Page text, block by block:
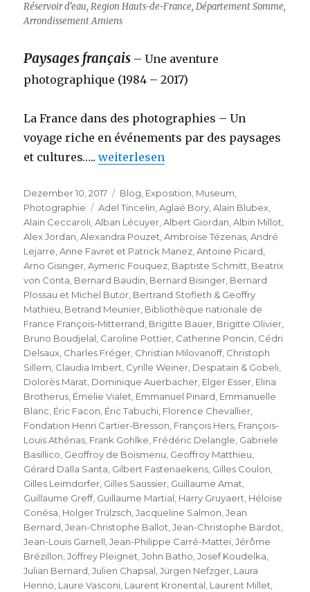
Réservoir d’eau, Region Hauts-de-France, Département Somme,
Arrondissement Amiens
Paysages français – Une aventure
photographique (1984 – 2017)
La France dans des photographies – Un
voyage riche en événements par des paysages
et cultures…..„Paysages français – et un grand
weiterlesen
Veröffentlicht
am
Dezember 10, 2017 Kategorien
Blog, Exposition, Museum,
Photographie
Schlagwörter
Adel Tincelin,Aglaé Bory,Alain Blubex,
Alain Ceccaroli,Alban Lécuyer,Albert Giordan,Albin Millot,
Alex Jordan,Alexandra Pouzet,Ambroise Tézenas,André
Lejarre,Anne Favret et Patrick Manez,Antoine Picard,
Arno Gisinger,Aymeric Fouquez, Baptiste Schmitt, Beatrix
von Conta, Bernard Baudin, Bernard Bisinger, Bernard
Plossau et Michel Butor, Bertrand Stofleth & Geoffry
Mathieu, Betrand Meunier, Bibliothèque nationale de
France François-Mitterrand, Brigitte Bauer, Brigitte Olivier,
Bruno Boudjelal, Caroline Pottier, Catherine Poncin, Cédri
Delsaux, Charles Fréger, Christian Milovanoff, Christoph
Sillem, Claudia Imbert, Cyrille Weiner, Despatain & Gobeli,
Dolorès Marat, Dominique Auerbacher, Elger Esser, Elina
Brotherus, Émelie Vialet, Emmanuel Pinard, Emmanuelle
Blanc, Éric Facon, Éric Tabuchi, Florence Chevallier,
Fondation Henri Cartier-Bresson, François Hers, François-
Louis Athénas, Frank Gohlke, Frédéric Delangle, Gabriele
Basillico, Geoffroy de Boismenu, Geoffroy Matthieu,
Gérard Dalla Santa, Gilbert Fastenaekens, Gilles Coulon,
Gilles Leimdorfer, Gilles Saussier, Guillaume Amat,
Guillaume Greff, Guillaume Martial, Harry Gruyaert, Héloïse
Conésa, Holger Trülzsch,Jacqueline Salmon,Jean
Bernard,Jean-Christophe Ballot,Jean-Christophe Bardot,
Jean-Louis Garnell,Jean-Philippe Carré-Mattei,Jérôme
Brézillon,Joffrey Pleignet,John Batho,Josef Koudelka,
Julian Bernard,Julien Chapsal,Jürgen Nefzger, Laura
Henno, Laure Vasconi, Laurent Kronental, Laurent Millet,